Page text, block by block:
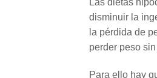
disminuir la
la pérdida de
perder peso
Para ello hay